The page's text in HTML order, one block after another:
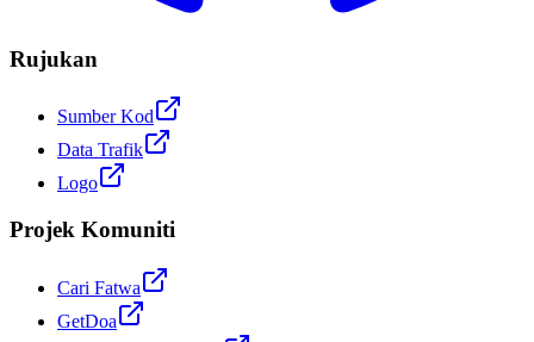
Rujukan
Sumber Kod
Data Trafik
Logo
Projek Komuniti
Cari Fatwa
GetDoa